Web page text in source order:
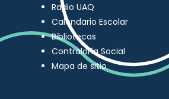
Radio UAQ
Calendario Escolar
Bibliotecas
Contraloría Social
Mapa de sitio